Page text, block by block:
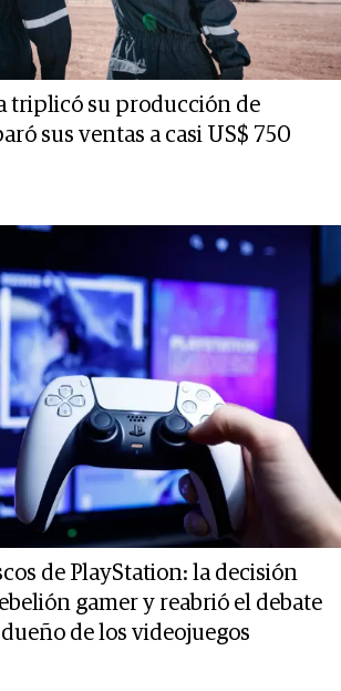
triplicó su producción de
sus ventas a casi US$ 750
de PlayStation: la decisión
gamer y reabrió el debate
de los videojuegos